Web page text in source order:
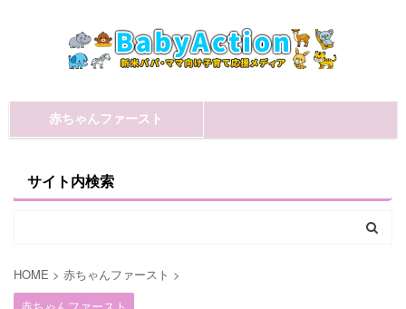
赤ちゃんファースト
サイト内検索
HOME > 赤ちゃんファースト >